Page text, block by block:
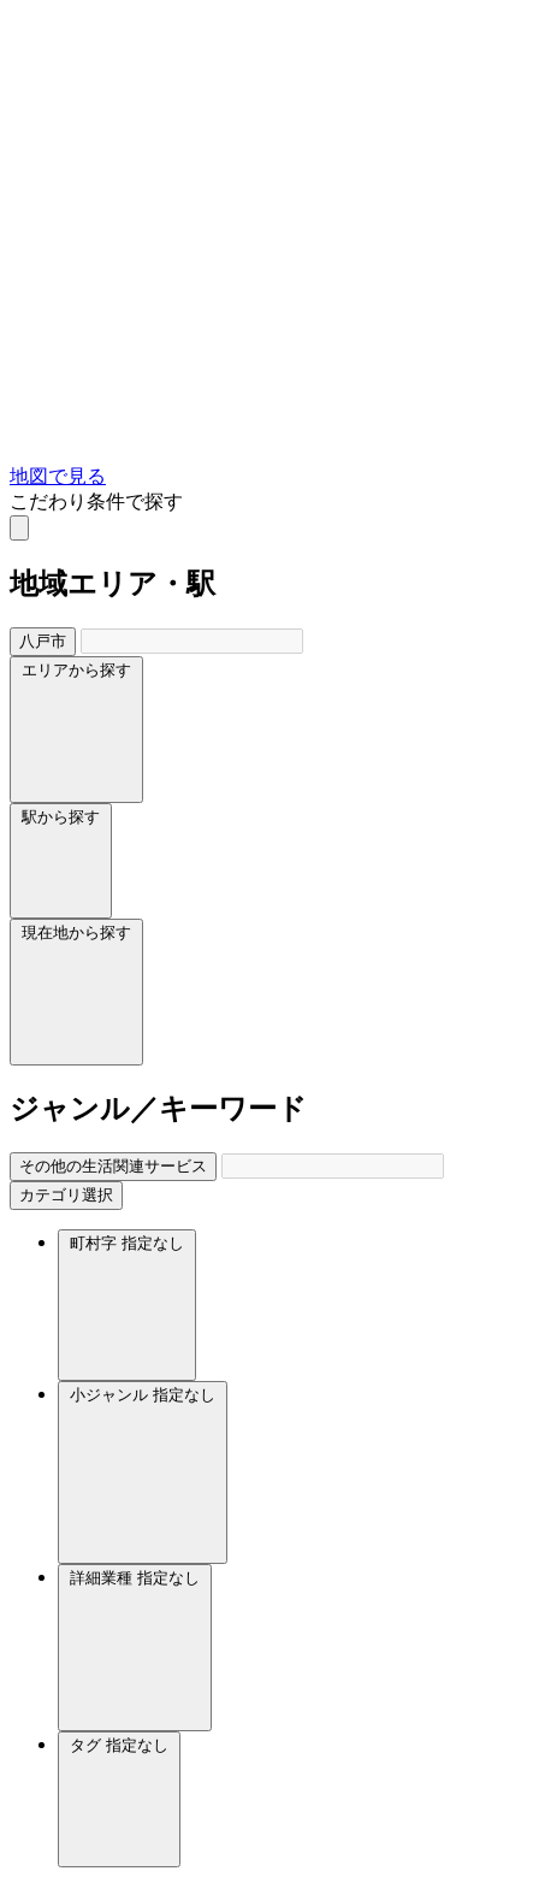
地図で見る
こだわり条件で探す
地域エリア・駅
八戸市
エリアから探す
駅から探す
現在地から探す
ジャンル／キーワード
その他の生活関連サービス
カテゴリ選択
町村字 指定なし
小ジャンル 指定なし
詳細業種 指定なし
タグ 指定なし